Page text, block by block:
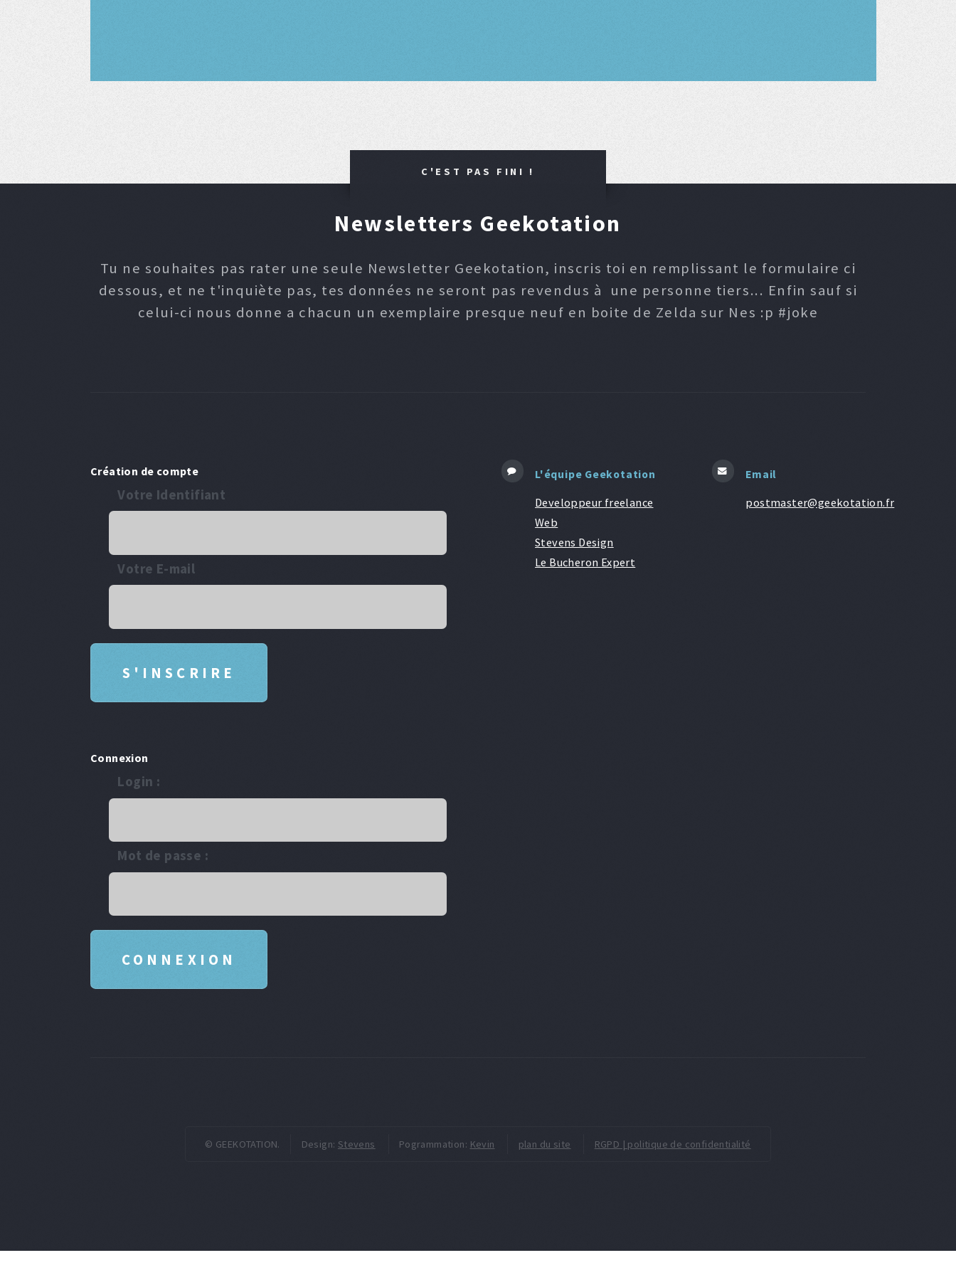
C'EST PAS FINI !
Newsletters Geekotation
Tu ne souhaites pas rater une seule Newsletter Geekotation, inscris toi en remplissant le formulaire ci
dessous, et ne t'inquiète pas, tes données ne seront pas revendus à une personne tiers... Enfin sauf si
celui-ci nous donne a chacun un exemplaire presque neuf en boite de Zelda sur Nes :p #joke
Création de compte
Votre Identifiant
Votre E-mail
Connexion
Login :
Mot de passe :
L'équipe Geekotation
Developpeur freelance
Web
Stevens Design
Le Bucheron Expert
Email
postmaster@geekotation.fr
© GEEKOTATION. Design: Stevens Pogrammation: Kevin plan du site RGPD | politique de confidentialité